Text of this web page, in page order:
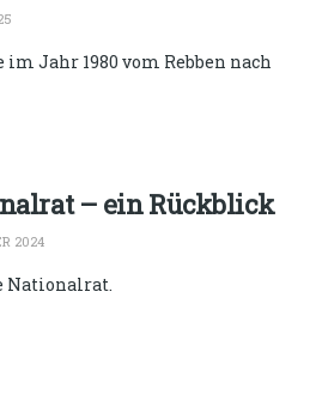
Jahr 1980 vom Rebben nach
– ein Rückblick
2024
Nationalrat.